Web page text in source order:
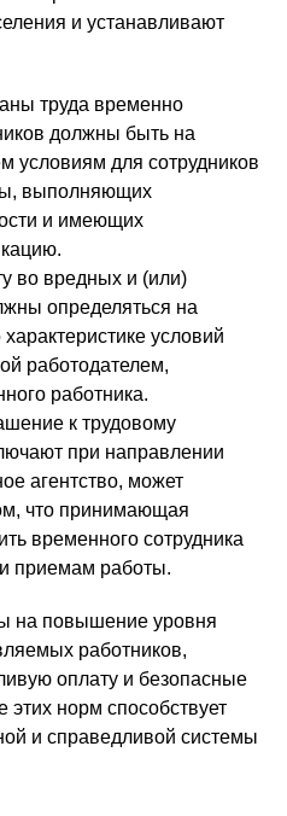
и устанавливают
труда временно
должны быть на
условиям для сотрудников
выполняющих
и имеющих
во вредных и (или)
определяться на
условий
работодателем,
работника.
к трудовому
при направлении
агентство, может
что принимающая
временного сотрудника
приемам работы.
на повышение уровня
работников,
оплату и безопасные
этих норм способствует
и справедливой системы